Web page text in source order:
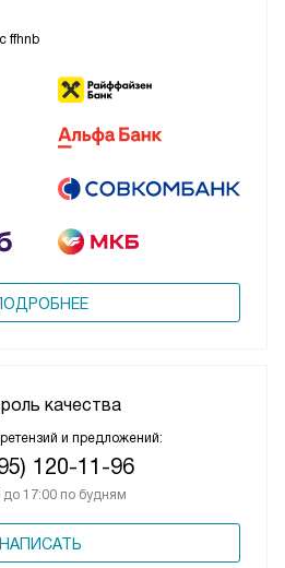
ffhnb
качества
и предложений:
120-11-96
до 17:00 по будням
НАПИСАТЬ